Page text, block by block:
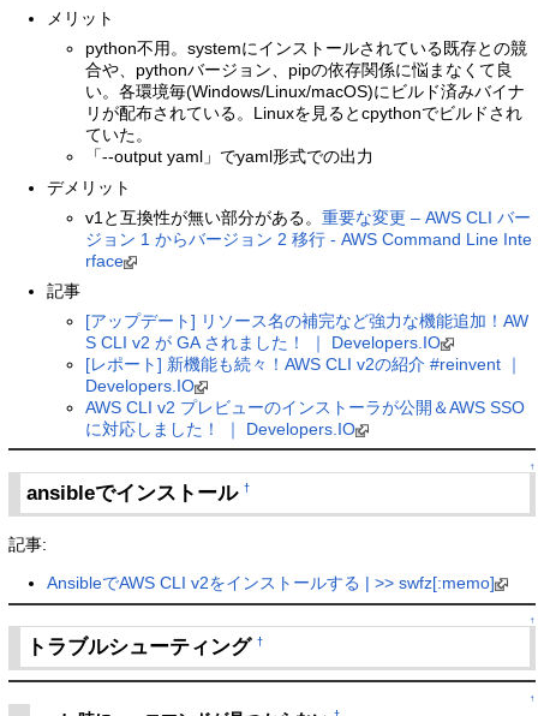
メリット
python不用。systemにインストールされている既存との競
合や、pythonバージョン、pipの依存関係に悩まなくて良
い。各環境毎(Windows/Linux/macOS)にビルド済みバイナ
リが配布されている。Linuxを見るとcpythonでビルドされ
ていた。
「--output yaml」でyaml形式での出力
デメリット
v1と互換性が無い部分がある。重要な変更 – AWS CLI バー
ジョン 1 からバージョン 2 移行 - AWS Command Line Inte
rface
記事
[アップデート] リソース名の補完など強力な機能追加！AW
S CLI v2 が GA されました！ ｜ Developers.IO
[レポート] 新機能も続々！AWS CLI v2の紹介 #reinvent ｜
Developers.IO
AWS CLI v2 プレビューのインストーラが公開＆AWS SSO
に対応しました！ ｜ Developers.IO
↑
ansibleでインストール†
記事:
AnsibleでAWS CLI v2をインストールする | >> swfz[:memo]
↑
トラブルシューティング†
↑